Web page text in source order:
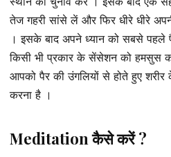
तेज गहरी सांसे लें और फिर धीरे धीरे
। इसके बाद अपने ध्यान को सबसे पहले
किसी भी प्रकार के सेंसेशन को हमसुस
आपको पैर की उंगलियों से होते हुए शरीर
करना है ।
Meditation कैसे करें ?